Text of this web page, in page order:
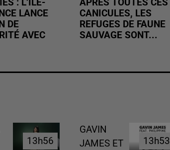
: L’ÎLE-
LANCE
DE
AVEC
APRÈS TOUTES CES
CANICULES, LES
REFUGES DE FAUNE
SAUVAGE SONT...
13h56
13h56
GAVIN
JAMES ET
13h53
13h53